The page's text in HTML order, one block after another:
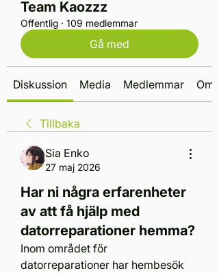
Team Kaozzz
Offentlig · 109 medlemmar
Gå med
Diskussion Media Medlemmar Om
Tillbaka
Sia Enko
27 maj 2026
Har ni några erfarenheter
av att få hjälp med
datorreparationer hemma?
Inom området för
datorreparationer har hembesök